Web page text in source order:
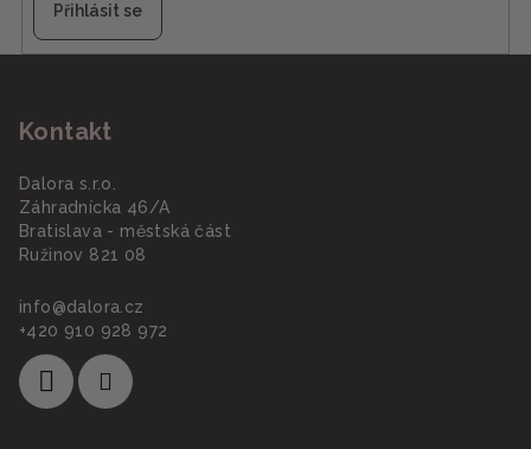
Přihlásit se
Kontakt
Dalora s.r.o.
Záhradnícka 46/A
Bratislava - městská část
Ružinov 821 08
info@dalora.cz
+420 910 928 972